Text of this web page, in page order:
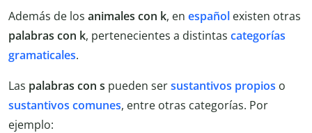
Además de los animales con k, en español existen otras
palabras con k, pertenecientes a distintas categorías
gramaticales.
Las palabras con s pueden sersustantivos propios o
sustantivos comunes, entre otras categorías. Por
ejemplo: